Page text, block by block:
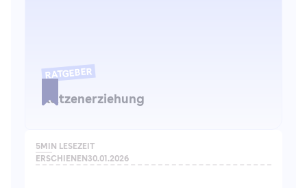
RATGEBER
Katzenerziehung
5 MIN LESEZEIT
ERSCHIENEN 30.01.2026